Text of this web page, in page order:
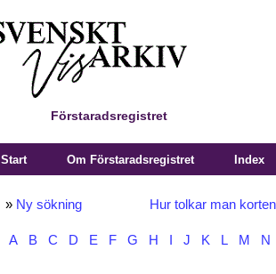
Förstaradsregistret
Start Om Förstaradsregistret Index
» Ny sökning Hur tolkar man
A B C D E F G H J K L M N